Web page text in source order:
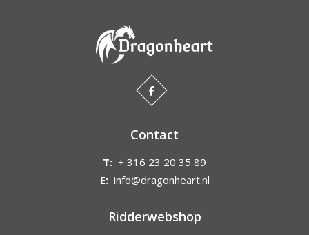
Contact
T: + 316 23 20 35 89
E: info@dragonheart.nl
Ridderwebshop